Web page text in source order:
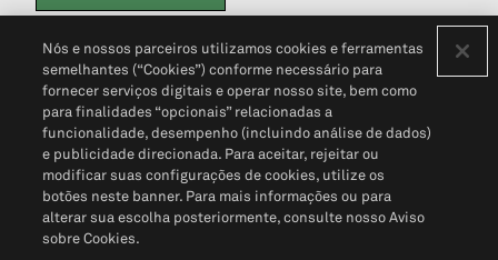
Política de PrivacidadePortal de privacidade do cliente (em inglês)
Não Venda Minhas Informações Pessoais© 2026 S&P Global
Nós e nossos parceiros utilizamos cookies e ferramentas
semelhantes (“Cookies”) conforme necessário para
fornecer serviços digitais e operar nosso site, bem como
para finalidades “opcionais” relacionadas a
funcionalidade, desempenho (incluindo análise de dados)
e publicidade direcionada. Para aceitar, rejeitar ou
modificar suas configurações de cookies, utilize os
botões neste banner. Para mais informações ou para
alterar sua escolha posteriormente, consulte nosso Aviso
sobre Cookies.